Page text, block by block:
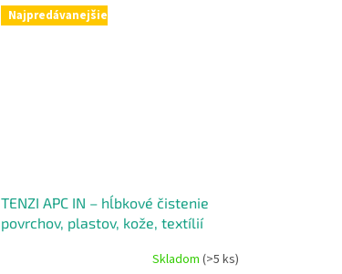
Najpredávanejšie
TENZI APC IN – hĺbkové čistenie
povrchov, plastov, kože, textílií
Skladom (>5 ks)